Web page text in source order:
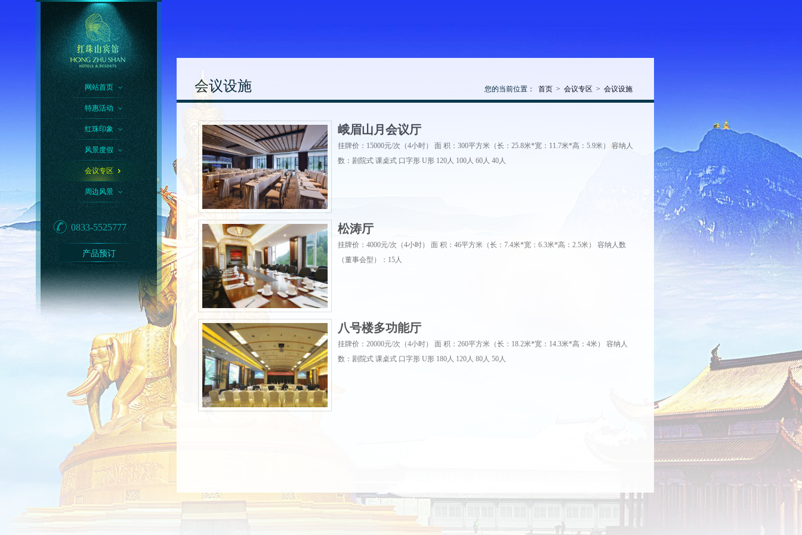
网站首页
特惠活动
红珠印象
风景度假
会议专区
周边风景
0833-5525777
产品预订
会议设施 您的当前位置： 首页 > 会议专区 > 会议设施
峨眉山月会议厅
挂牌价：15000元/次（4小时） 面 积：300平方米（长：25.8米*宽：11.7米*高：5.9米） 容纳人
数：剧院式 课桌式 口字形 U形 120人 100人 60人 40人
松涛厅
挂牌价：4000元/次（4小时） 面 积：46平方米（长：7.4米*宽：6.3米*高：2.5米） 容纳人数
（董事会型）：15人
八号楼多功能厅
挂牌价：20000元/次（4小时） 面 积：260平方米（长：18.2米*宽：14.3米*高：4米） 容纳人
数：剧院式 课桌式 口字形 U形 180人 120人 80人 50人